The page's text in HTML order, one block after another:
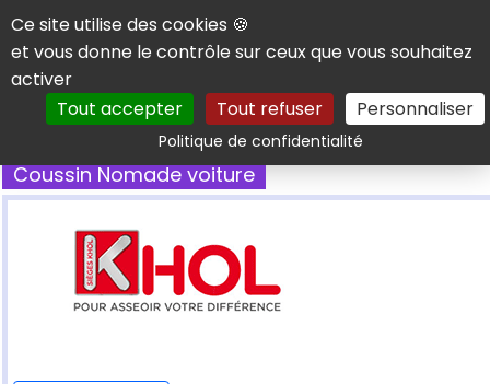
Panneau de gestion des cookies
Ce site utilise des cookies 🍪
et vous donne le contrôle sur ceux que vous souhaitez
activer
Tout accepter
Tout refuser Personnaliser
Politique de confidentialitéRechercher
Coussin Nomade voiture